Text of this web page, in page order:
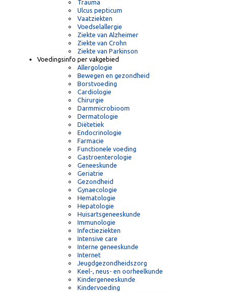
Sepsis
Spierziekten
Transplantatie
Trauma
Ulcus pepticum
Vaatziekten
Voedselallergie
Ziekte van Alzheimer
Ziekte van Crohn
Ziekte van Parkinson
Voedingsinfo per vakgebied
Allergologie
Bewegen en gezondheid
Borstvoeding
Cardiologie
Chirurgie
Darmmicrobioom
Dermatologie
Diëtetiek
Endocrinologie
Farmacie
Functionele voeding
Gastroenterologie
Geneeskunde
Geriatrie
Gezondheid
Gynaecologie
Hematologie
Hepatologie
Huisartsgeneeskunde
Immunologie
Infectieziekten
Intensive care
Interne geneeskunde